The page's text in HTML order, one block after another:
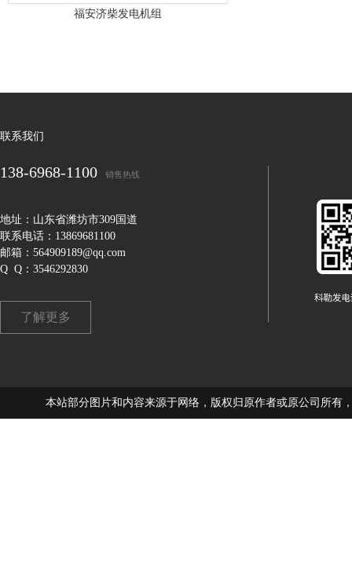
福安济柴发电机组
联系我们
138-6968-1100 销售热线
地址：山东省潍坊市309国道
联系电话：13869681100
邮箱：564909189@qq.com
Q Q：3546292830
了解更多
本站部分图片和内容来源于网络，版权归原作者或原公司所